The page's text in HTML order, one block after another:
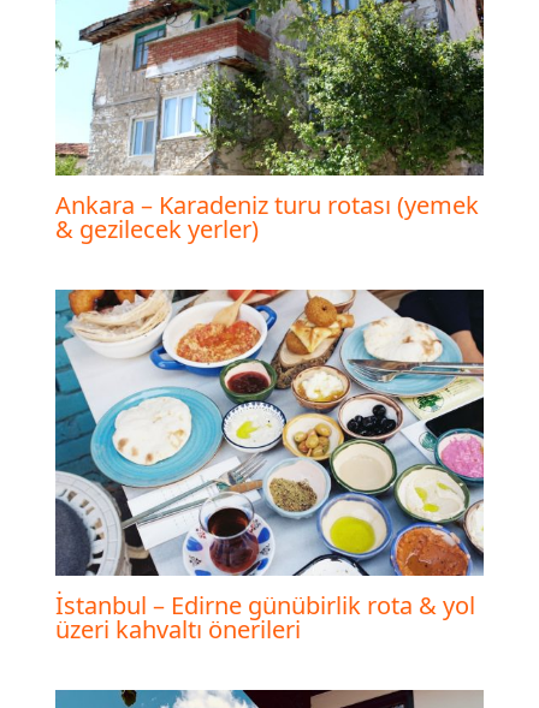
Ankara – Karadeniz turu rotası (yemek
& gezilecek yerler)
İstanbul – Edirne günübirlik rota & yol
üzeri kahvaltı önerileri